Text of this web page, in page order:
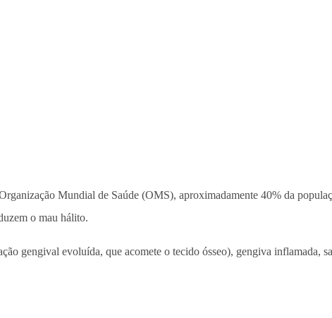
Mundial de Saúde (OMS), aproximadamente 40% da
o mau hálito.
gengival evoluída, que acomete o tecido ósseo), gengiva inflamada,